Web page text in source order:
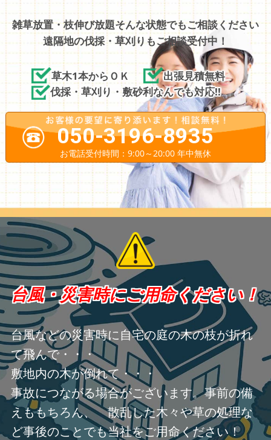
雑草放置・枝伸び放題そんな状態でもご相談ください
遠隔地の伐採・草刈りもご相談受付中！
草木1本からＯＫ
出張見積無料
伐採・草刈り・敷砂利なんでも対応!!
050-3196-8935
お電話受付時間：9:00～20:00 年中無休
台風・災害時にご用命ください！
台風などの災害時に自宅の庭の木の枝が折れ
て飛んで・・・
敷地内の木が倒れて・・・
事故につながる場合がございます。事前の備
えももちろん、 散乱した木々や草の処理な
ど事後のことでも当社をご用命ください！